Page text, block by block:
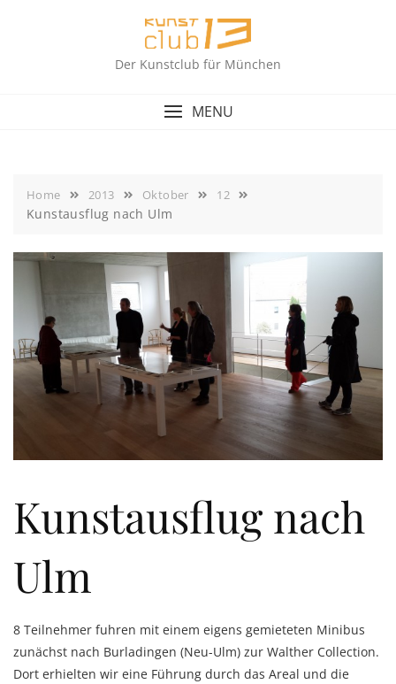
Der Kunstclub für München
MENU
Home 2013 Oktober 12
Kunstausflug nach Ulm
Kunstausflug nach
Ulm
8 Teilnehmer fuhren mit einem eigens gemieteten Minibus
zunächst nach Burladingen (Neu-Ulm) zur Walther Collection.
Dort erhielten wir eine Führung durch das Areal und die